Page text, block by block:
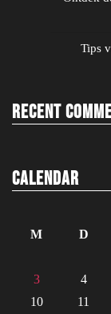
Tips
Recent
Calendar
M
D
3
4
10
11